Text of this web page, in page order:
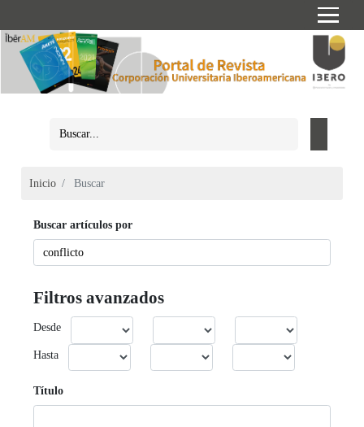
Inicio Buscar
Buscar artículos por
Filtros avanzados
Desde
Hasta
Título